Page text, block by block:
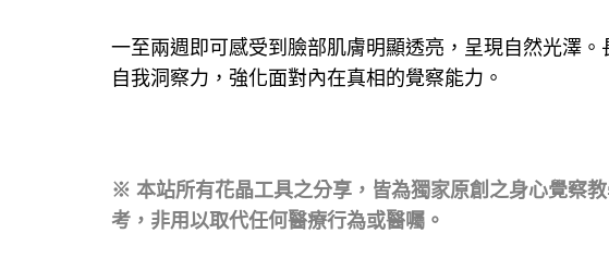
一至兩週即可感受到臉部肌膚明顯透亮，呈現自然光澤
自我洞察力，強化面對內在真相的覺察能力。
※ 本站所有花晶工具之分享，皆為獨家原創之身心覺察
考，非用以取代任何醫療行為或醫囑。